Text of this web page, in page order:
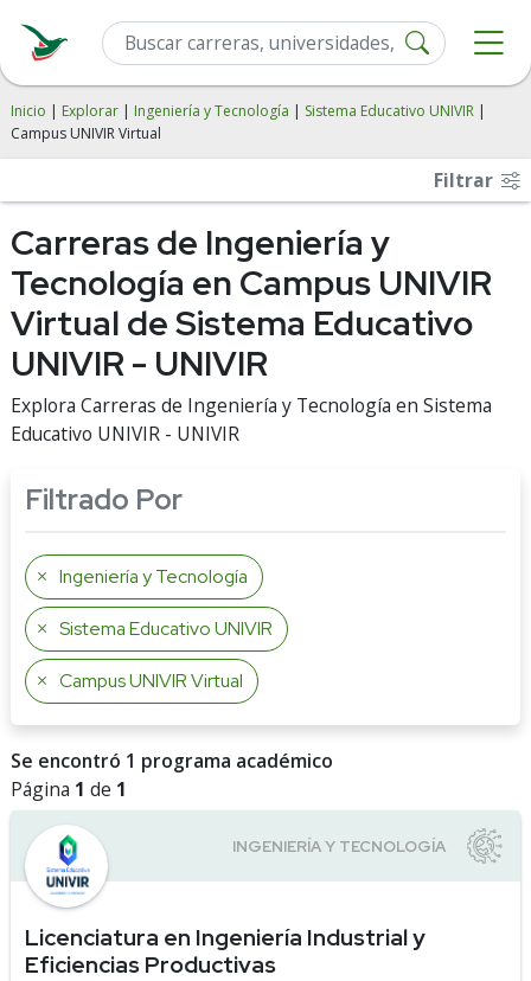
Inicio | Explorar | Ingeniería y Tecnología | Sistema Educativo UNIVIR |
Campus UNIVIR Virtual
Filtrar
Carreras de Ingeniería y
Tecnología en Campus UNIVIR
Virtual de Sistema Educativo
UNIVIR - UNIVIR
Explora Carreras de Ingeniería y Tecnología en Sistema
Educativo UNIVIR - UNIVIR
Filtrado Por
Ingeniería y Tecnología
Sistema Educativo UNIVIR
Campus UNIVIR Virtual
Se encontró 1 programa académico
Página 1 de 1
Licenciatura en Ingeniería Industrial y
Eficiencias Productivas